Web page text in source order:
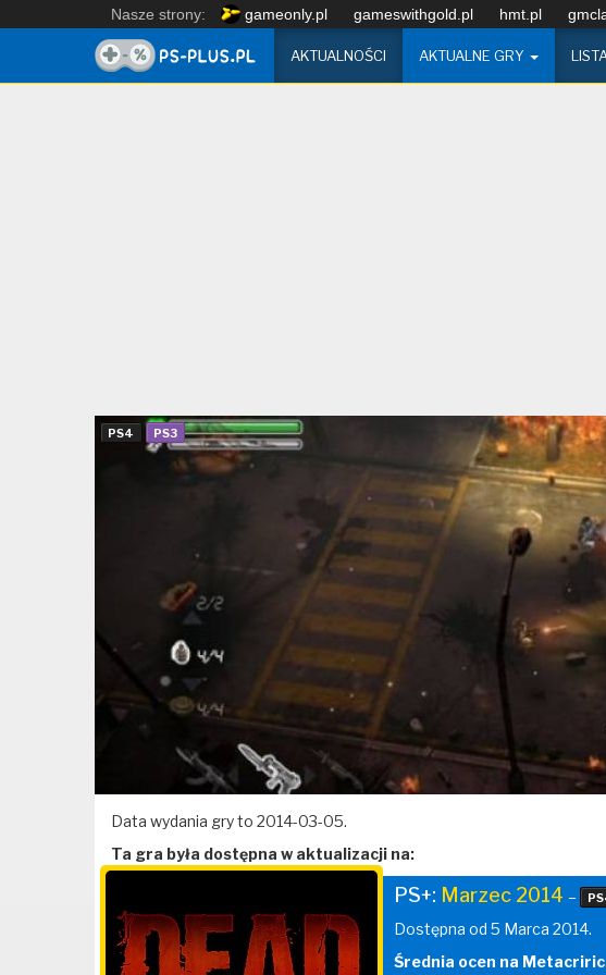
Nasze strony: gameonly.pl gameswithgold.pl hmt.pl
AKTUALNOŚCI AKTUALNE GRY
PS4 PS3
Data wydania gry to 2014-03-05.
Ta gra była dostępna w aktualizacji na:
PS+: Marzec 2014 –
Dostępna od 5 Marca 2014.
Średnia ocen na